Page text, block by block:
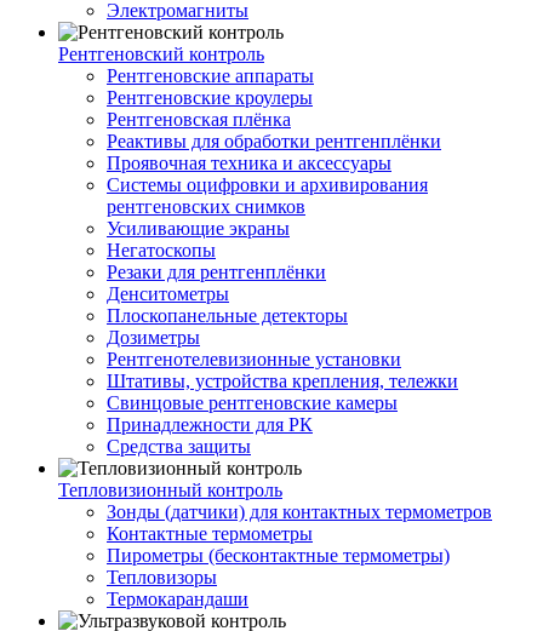
Электромагниты
Рентгеновский контроль
Рентгеновские аппараты
Рентгеновские кроулеры
Рентгеновская плёнка
Реактивы для обработки рентгенплёнки
Проявочная техника и аксессуары
Системы оцифровки и архивирования
рентгеновских снимков
Усиливающие экраны
Негатоскопы
Резаки для рентгенплёнки
Денситометры
Плоскопанельные детекторы
Дозиметры
Рентгенотелевизионные установки
Штативы, устройства крепления, тележки
Свинцовые рентгеновские камеры
Принадлежности для РК
Средства защиты
Тепловизионный контроль
Зонды (датчики) для контактных термометров
Контактные термометры
Пирометры (бесконтактные термометры)
Тепловизоры
Термокарандаши